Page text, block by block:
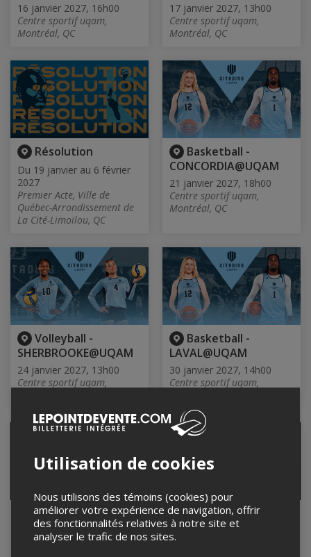
16 janvier 2027, 16h00
Centre sportif uqam,
Montréal, QC
17 janvier 2027, 13h00
Centre sportif uqam,
Montréal, QC
Résolution
Du 19 janvier au 6 février
2027
Premier Acte, Ville de
Québec-Arrondissement de
La Cité-Limoilou, QC
Basketball -
CONCORDIA@UQAM
21 janvier 2027, 18h00
Centre sportif uqam,
Montréal, QC
Volleyball -
SHERBROOKE@UQAM
24 janvier 2027, 13h00
Centre sportif uqam,
Basketball -
LAVAL@UQAM
30 janvier 2027, 14h00
Centre sportif uqam,
The 80’s Rock Show
@ Vieux Théatre
6 février 2027, 20h00
Duo Aster
7 février 2027, 14h00
La Chapelle Saint-Cyriac,
Utilisation de cookies
Nous utilisons des témoins (cookies) pour
améliorer votre expérience de navigation, offrir
des fonctionnalités relatives à notre site et
analyser le trafic de nos sites.